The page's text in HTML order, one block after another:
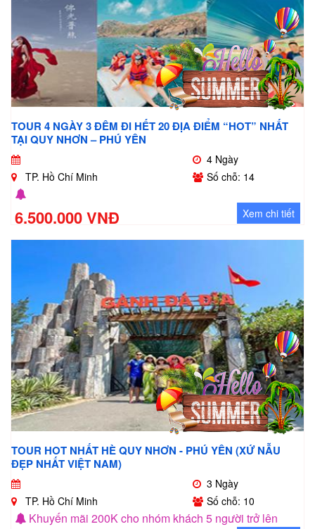
TOUR 4 NGÀY 3 ĐÊM ĐI HẾT 20 ĐỊA ĐIỂM “HOT” NHẤT
TẠI QUY NHƠN – PHÚ YÊN
4 Ngày
TP. Hồ Chí Minh
Số chỗ: 14
6.500.000 VNĐ Xem chi tiết
TOUR HOT NHẤT HÈ QUY NHƠN - PHÚ YÊN (XỨ NẪU
ĐẸP NHẤT VIỆT NAM)
3 Ngày
TP. Hồ Chí Minh
Số chỗ: 10
Khuyến mãi 200K cho nhóm khách 5 người trở lên